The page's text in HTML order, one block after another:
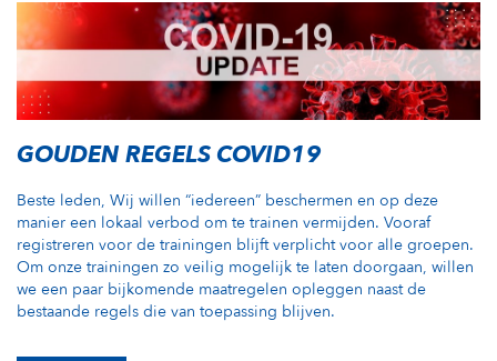
GOUDEN REGELS COVID19
Beste leden, Wij willen “iedereen” beschermen en op deze
manier een lokaal verbod om te trainen vermijden. Vooraf
registreren voor de trainingen blijft verplicht voor alle groepen.
Om onze trainingen zo veilig mogelijk te laten doorgaan, willen
we een paar bijkomende maatregelen opleggen naast de
bestaande regels die van toepassing blijven.